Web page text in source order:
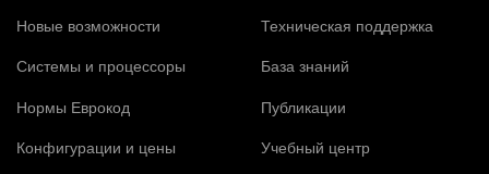
Новые возможности
Системы и процессоры
Нормы Еврокод
Конфигурации и цены
Техническая поддержка
База знаний
Публикации
Учебный центр